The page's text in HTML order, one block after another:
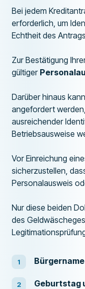
Bei jedem
erforderlich, um
Echtheit des
Zur Bestätigung
gültiger
Darüber hinaus
angefordert
ausreichender
Betriebsausweise
Vor Einreichung
sicherzustellen,
Personalausweis
Nur diese beiden
des
Bürgername
Geburtstag